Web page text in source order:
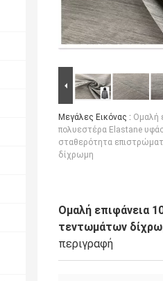
Μεγάλες Εικόνας : Ομαλή
πολυεστέρα Elastane
σταθερότητα
δίχρωμη
Ομαλή επιφάνεια
τεντωμάτων
περιγραφή